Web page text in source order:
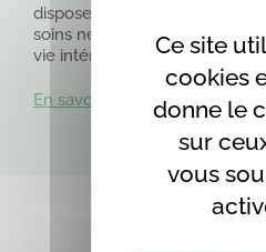
Ce site
cookies
donne le
sur
vous
disposent d’un
soins nécessaires à leur
vie intérieure.
En savoir plus sur nous